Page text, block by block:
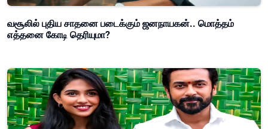
வசூலில் புதிய சாதனை படைக்கும் ஜனநாயகன்.. மொத்தம்
எத்தனை கோடி தெரியுமா?